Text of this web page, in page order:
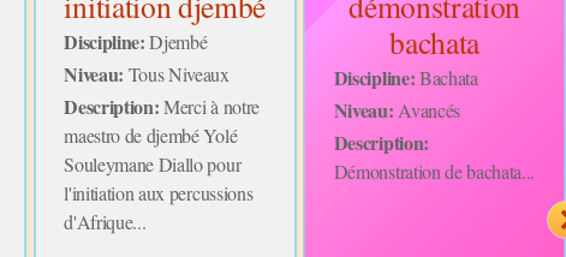
Discipline:Djembé
Niveau: Tous Niveaux
Description:Merci à notre
maestro de djembé Yolé
Souleymane Diallo pour
l'initiation aux percussions
d'Afrique...
bachata
Discipline:Bachata
Niveau: Avancés
Description:
Démonstration de bachata...